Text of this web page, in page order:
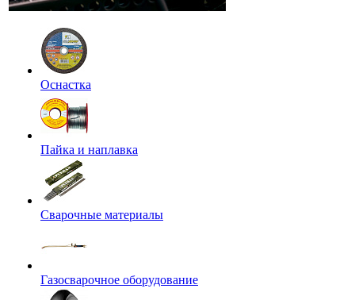
Оснастка
Пайка и наплавка
Сварочные материалы
Газосварочное оборудование